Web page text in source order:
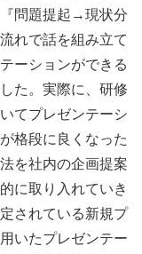
問題提起→現状分
れで話を組み立て
ーションができる
た。実際に、研修
てプレゼンテーシ
格段に良くなった
を社内の企画提案
に取り入れていき
されている新規プ
いたプレゼンテー